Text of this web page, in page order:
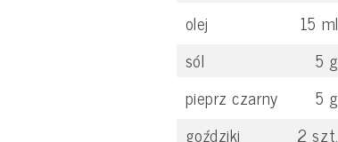
olej
15 ml
sól
5 g
pieprz czarny
5 g
goździki
2 szt.